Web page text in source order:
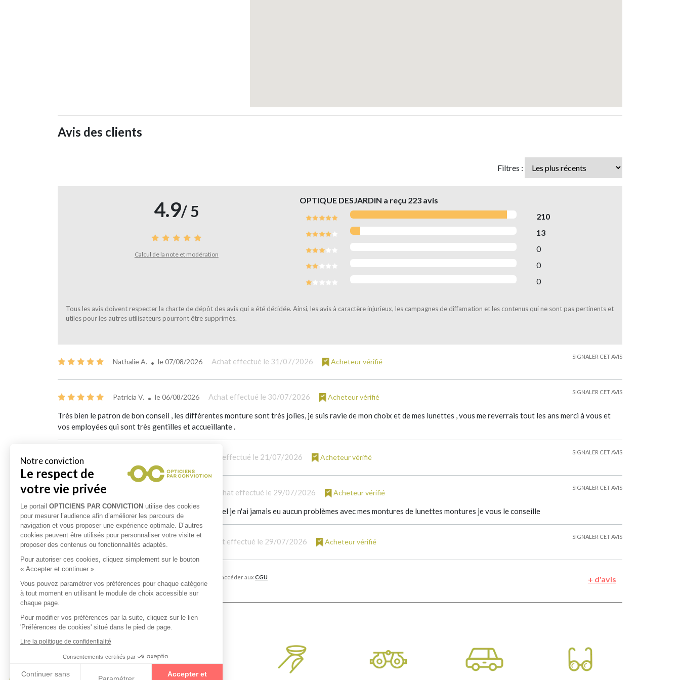
Avis des clients
Filtres :
4.9/ 5
Calcul de la note et modération
OPTIQUE DESJARDIN a reçu 223avis
210
13
0
0
0
Tous les avis doivent respecter la charte de dépôt des avis qui a été décidée. Ainsi, les avis à caractère injurieux, les campagnes de diffamation et les contenus qui ne sont pas pertinents et
utiles pour les autres utilisateurs pourront être supprimés.
Nathalie A. le07/08/2026 Achat effectué le 31/07/2026 Acheteur vérifié
SIGNALER CET AVIS
Patricia V. le06/08/2026 Achat effectué le 30/07/2026 Acheteur vérifié
SIGNALER CET AVIS
Très bien le patron de bon conseil , les différentes monture sont très jolies, je suis ravie de mon choix et de mes lunettes , vous me reverrais tout les ans merci à vous et
vos employées qui sont très gentilles et accueillante .
Achat effectué le 21/07/2026 Acheteur vérifié
SIGNALER CET AVIS
Achat effectué le 29/07/2026 Acheteur vérifié
SIGNALER CET AVIS
Prends le temps pour vous conseiller professionnel je n'ai jamais eu aucun problèmes avec mes montures de lunettes montures je vous le conseille
Laurie M. le05/08/2026 Achat effectué le 29/07/2026 Acheteur vérifié
SIGNALER CET AVIS
Avis faisant l’objet d’une procédure de contrôle a posteriori. Pour accéder aux CGU + d'avis
Spécialités